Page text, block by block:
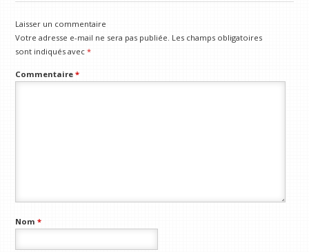
Laisser un commentaire
Votre adresse e-mail ne sera pas publiée. Les champs obligatoires
sont indiqués avec*
Commentaire*
Nom*